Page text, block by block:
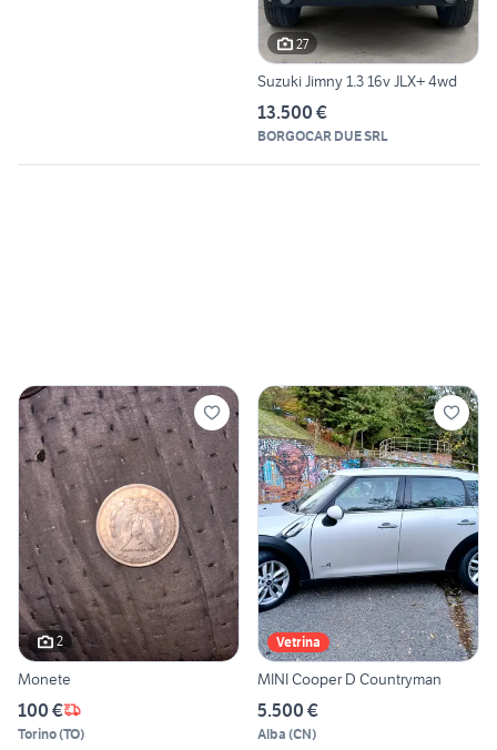
27
Suzuki Jimny 1.3 16v JLX+ 4wd
13.500 €
BORGOCAR DUE SRL
2
Monete
100 €
Torino(TO)
Vetrina
MINI Cooper D Countryman
5.500 €
Alba (CN)